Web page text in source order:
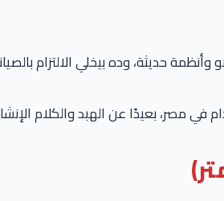
حديثة، وده بيخلي الالتزام
في مصر، بعيدًا عن الهبد والكلام